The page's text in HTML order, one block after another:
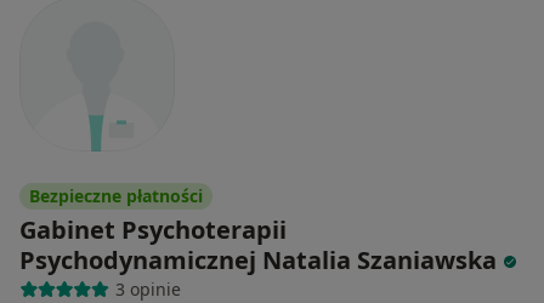
Bezpieczne płatności
Gabinet Psychoterapii
Psychodynamicznej Natalia Szaniawska
3 opinie